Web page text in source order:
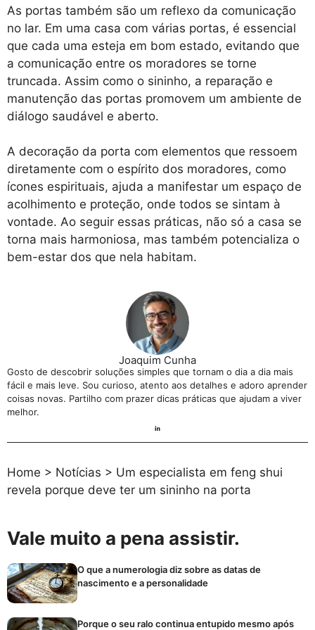
As portas também são um reflexo da comunicação
no lar. Em uma casa com várias portas, é essencial
que cada uma esteja em bom estado, evitando que
a comunicação entre os moradores se torne
truncada. Assim como o sininho, a reparação e
manutenção das portas promovem um ambiente de
diálogo saudável e aberto.
A decoração da porta com elementos que ressoem
diretamente com o espírito dos moradores, como
ícones espirituais, ajuda a manifestar um espaço de
acolhimento e proteção, onde todos se sintam à
vontade. Ao seguir essas práticas, não só a casa se
torna mais harmoniosa, mas também potencializa o
bem-estar dos que nela habitam.
Joaquim Cunha
Gosto de descobrir soluções simples que tornam o dia a dia mais
fácil e mais leve. Sou curioso, atento aos detalhes e adoro aprender
coisas novas. Partilho com prazer dicas práticas que ajudam a viver
melhor.
Home > Notícias > Um especialista em feng shui
revela porque deve ter um sininho na porta
Vale muito a pena assistir.
O que a numerologia diz sobre as datas de
nascimento e a personalidade
Porque o seu ralo continua entupido mesmo após